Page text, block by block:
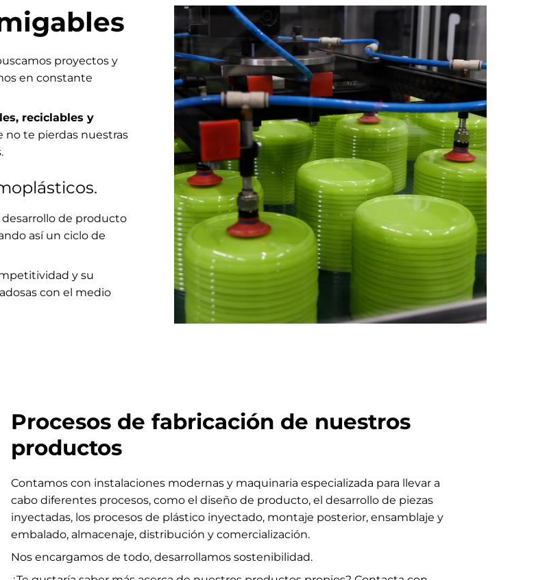
proyectos y
en constante
reciclables y
no te pierdas nuestras
de producto
así un ciclo de
y su
con el medio
Procesos de fabricación de nuestros
productos
Contamos con instalaciones modernas y maquinaria especializada para llevar a
cabo diferentes procesos, como el diseño de producto, el desarrollo de piezas
inyectadas, los procesos de plástico inyectado, montaje posterior, ensamblaje y
embalado, almacenaje, distribución y comercialización.
Nos encargamos de todo, desarrollamos sostenibilidad.